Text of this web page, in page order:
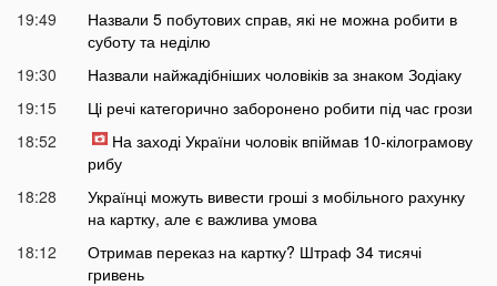
19:49
Назвали 5 побутових справ, які не можна робити в
суботу та неділю
19:30
Назвали найжадібніших чоловіків за знаком Зодіаку
19:15
Ці речі категорично заборонено робити під час грози
18:52
На заході України чоловік впіймав 10-кілограмову
рибу
18:28
Українці можуть вивести гроші з мобільного рахунку
на картку, але є важлива умова
18:12
Отримав переказ на картку? Штраф 34 тисячі
гривень